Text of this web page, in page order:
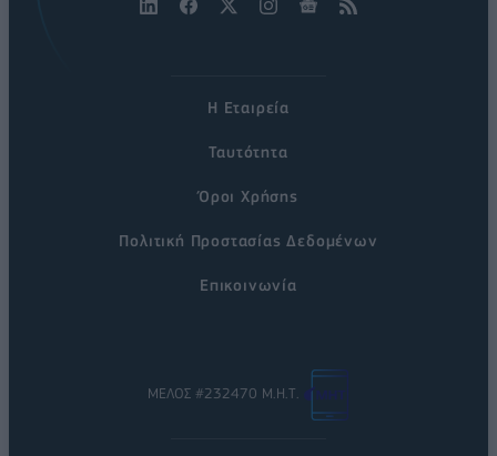
Η Εταιρεία
Ταυτότητα
Όροι Χρήσης
Πολιτική Προστασίας Δεδομένων
Επικοινωνία
ΜΕΛΟΣ #232470 Μ.Η.Τ.